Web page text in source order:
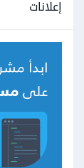
إعلانات